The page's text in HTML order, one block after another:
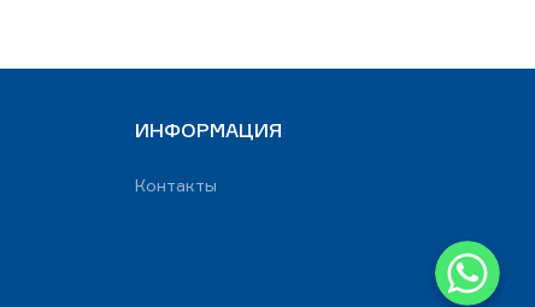
ИНФОРМАЦИЯ
Контакты
WhatsApp